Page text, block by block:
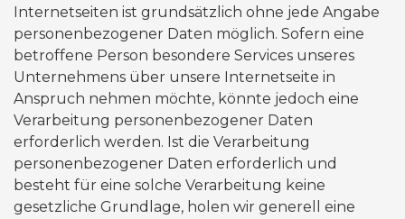
Internetseiten ist grundsätzlich ohne jede Angabe
personenbezogener Daten möglich. Sofern eine
betroffene Person besondere Services unseres
Unternehmens über unsere Internetseite in
Anspruch nehmen möchte, könnte jedoch eine
Verarbeitung personenbezogener Daten
erforderlich werden. Ist die Verarbeitung
personenbezogener Daten erforderlich und
besteht für eine solche Verarbeitung keine
gesetzliche Grundlage, holen wir generell eine